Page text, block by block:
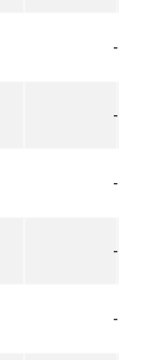
-
-
-
-
-